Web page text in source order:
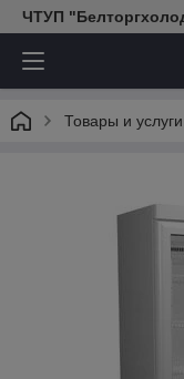
ЧТУП
Товары и услуги